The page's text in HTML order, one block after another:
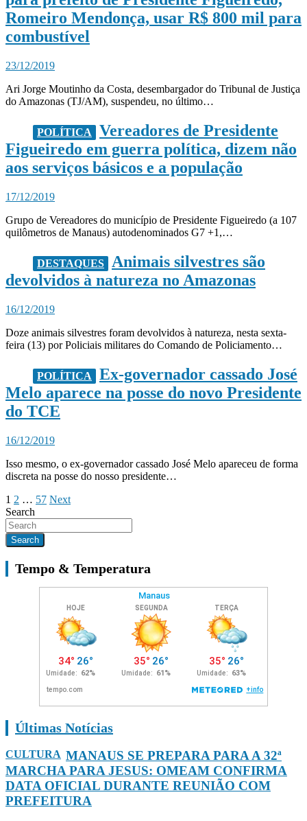
Romeiro Mendonça, usar R$ 800 mil para
combustível
23/12/2019
Ari Jorge Moutinho da Costa, desembargador do Tribunal de Justiça
do Amazonas (TJ/AM), suspendeu, no último…
POLÍTICA
Vereadores de Presidente
Figueiredo em guerra política, dizem não
aos serviços básicos e a população
17/12/2019
Grupo de Vereadores do município de Presidente Figueiredo (a 107
quilômetros de Manaus) autodenominados G7 +1,…
DESTAQUES
Animais silvestres são
devolvidos à natureza no Amazonas
16/12/2019
Doze animais silvestres foram devolvidos à natureza, nesta sexta-
feira (13) por Policiais militares do Comando de Policiamento…
POLÍTICA
Ex-governador cassado José
Melo aparece na posse do novo Presidente
do TCE
16/12/2019
Isso mesmo, o ex-governador cassado José Melo apareceu de forma
discreta na posse do nosso presidente…
Paginação
de
posts
1 2 … 57 Next
Search
Search
Tempo & Temperatura
Últimas Notícias
CULTURA MANAUS SE PREPARA PARA A 32ª
MARCHA PARA JESUS: OMEAM CONFIRMA
DATA OFICIAL DURANTE REUNIÃO COM
PREFEITURA